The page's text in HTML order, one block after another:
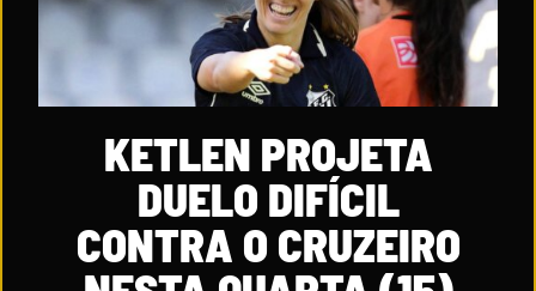
KETLEN PROJETA
DUELO DIFÍCIL
CONTRA O CRUZEIRO